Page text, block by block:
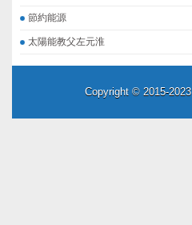
節約能源
太陽能教父左元淮
Copyright © 2015-2023